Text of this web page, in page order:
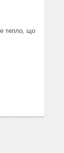
тепло, що